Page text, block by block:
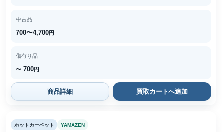
中古品
700〜4,700円
傷有り品
〜 700円
商品詳細 買取カートへ追加
ホットカーペット YAMAZEN